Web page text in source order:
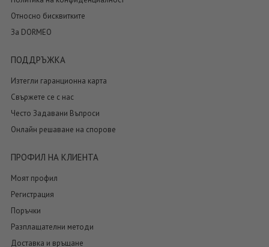
Относно бисквитките
За DORMEO
ПОДДРЪЖКА
Изтегли гаранционна карта
Свържете се с нас
Често Задавани Въпроси
Онлайн решаване на спорове
ПРОФИЛ НА КЛИЕНТА
Моят профил
Регистрация
Поръчки
Разплащателни методи
Доставка и връщане